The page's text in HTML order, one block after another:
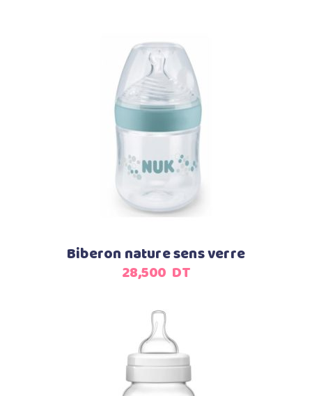
Ajouter au panier
Biberon nature sens verre
28,500 DT